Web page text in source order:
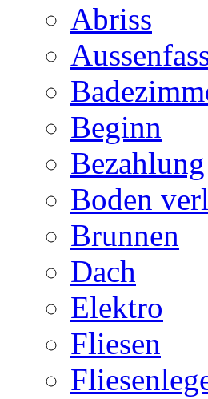
Abriss
Beginn
Bezahlung
Boden
Brunnen
Dach
Elektro
Fliesen